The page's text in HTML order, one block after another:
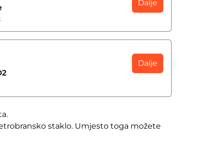
staklo. Umjesto toga možete
Dalje
Dalje